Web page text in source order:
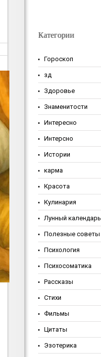
Категории
Гороскоп
зд
Здоровье
Знаменитости
Интересно
Интерсно
Истории
карма
Красота
Кулинария
Лунный календарь
Полезные советы
Психология
Психосоматика
Рассказы
Стихи
Фильмы
Цитаты
Эзотерика